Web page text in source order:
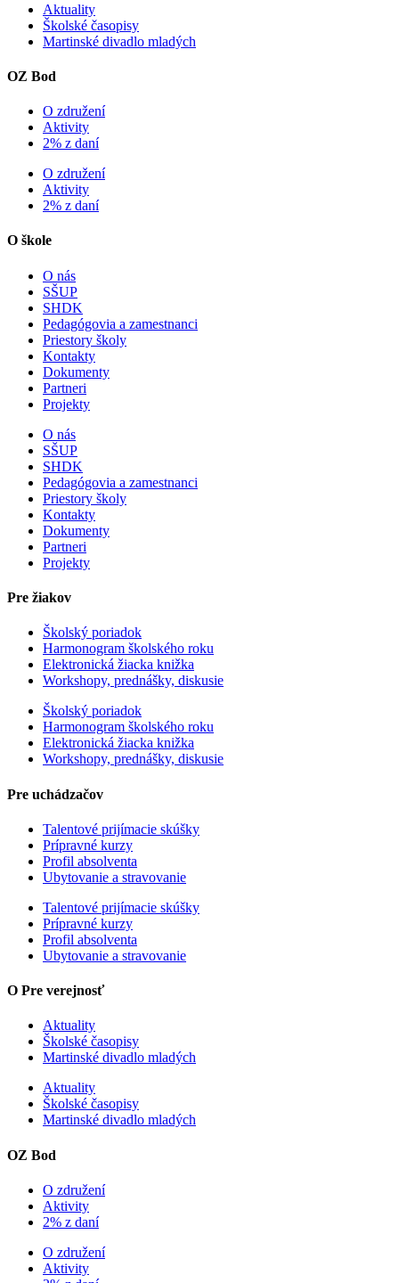
Aktuality
Školské časopisy
Martinské divadlo mladých
OZ Bod
O združení
Aktivity
2% z daní
O združení
Aktivity
2% z daní
O škole
O nás
SŠUP
SHDK
Pedagógovia a zamestnanci
Priestory školy
Kontakty
Dokumenty
Partneri
Projekty
O nás
SŠUP
SHDK
Pedagógovia a zamestnanci
Priestory školy
Kontakty
Dokumenty
Partneri
Projekty
Pre žiakov
Školský poriadok
Harmonogram školského roku
Elektronická žiacka knižka
Workshopy, prednášky, diskusie
Školský poriadok
Harmonogram školského roku
Elektronická žiacka knižka
Workshopy, prednášky, diskusie
Pre uchádzačov
Talentové prijímacie skúšky
Prípravné kurzy
Profil absolventa
Ubytovanie a stravovanie
Talentové prijímacie skúšky
Prípravné kurzy
Profil absolventa
Ubytovanie a stravovanie
O Pre verejnosť
Aktuality
Školské časopisy
Martinské divadlo mladých
Aktuality
Školské časopisy
Martinské divadlo mladých
OZ Bod
O združení
Aktivity
2% z daní
O združení
Aktivity